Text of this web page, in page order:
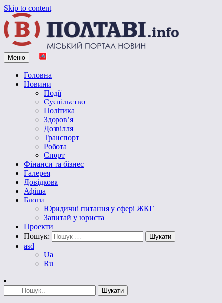
Skip to content
Vpoltave.info
Полтавський портал новин
Меню
Головна
Новини
Події
Суспільство
Політика
Здоров’я
Дозвілля
Транспорт
Робота
Спорт
Фінанси та бізнес
Галерея
Довідкова
Афіша
Блоги
Юридичні питання у сфері ЖКГ
Запитай у юриста
Проекти
Пошук:
asd
Ua
Ru